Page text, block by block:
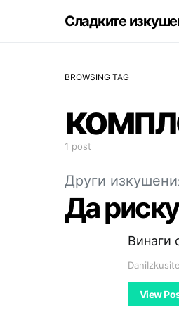
Сладките
BROWSING TAG
1 post
Други
Да
Винаги
View